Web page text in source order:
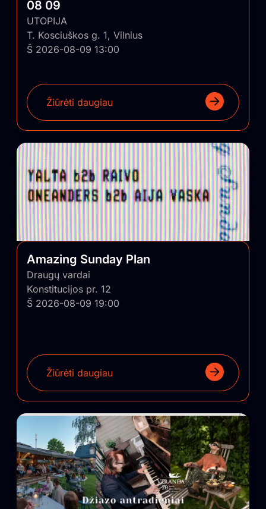
08 09
UTOPIJA
T. Kosciuškos g. 1, Vilnius
Š 2026-08-09 13:00
Žiūrėti daugiau
Amazing Sunday Plan
Draugų vardai
Konstitucijos pr. 12
Š 2026-08-09 19:00
Žiūrėti daugiau